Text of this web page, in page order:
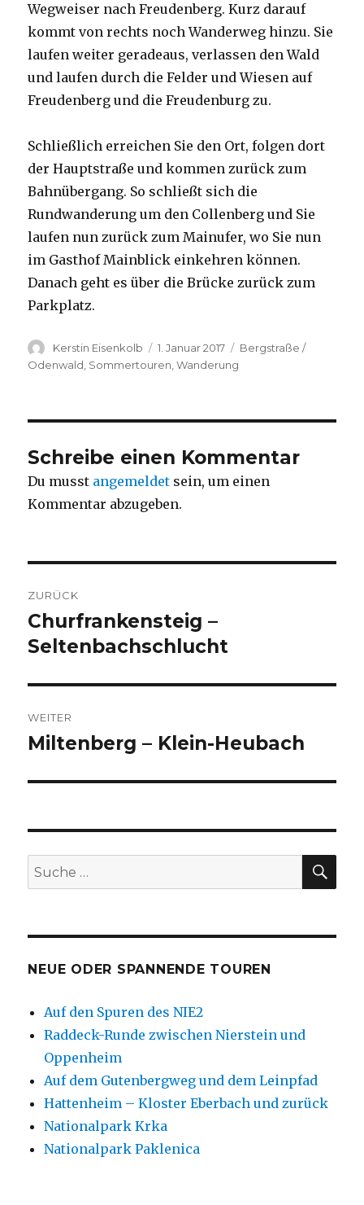
Wegweiser nach Freudenberg. Kurz darauf
kommt von rechts noch Wanderweg hinzu. Sie
laufen weiter geradeaus, verlassen den Wald
und laufen durch die Felder und Wiesen auf
Freudenberg und die Freudenburg zu.
Schließlich erreichen Sie den Ort, folgen dort
der Hauptstraße und kommen zurück zum
Bahnübergang. So schließt sich die
Rundwanderung um den Collenberg und Sie
laufen nun zurück zum Mainufer, wo Sie nun
im Gasthof Mainblick einkehren können.
Danach geht es über die Brücke zurück zum
Parkplatz.
Autor
Kerstin Eisenkolb
Veröffentlicht
am
1. Januar 2017 Kategorien
Bergstraße /
Odenwald Sommertouren ,Wanderung
Schreibe einen Kommentar
Du musst angemeldet sein, um einen
Kommentar abzugeben.
ZURÜCK
Vorheriger
Beitrag:
Churfrankensteig –
Seltenbachschlucht
WEITER
Nächster
Miltenberg – Klein-Heubach
Suche
nach:
NEUE ODER SPANNENDE TOUREN
Auf den Spuren des NIE2
Raddeck-Runde zwischen Nierstein und
Oppenheim
Auf dem Gutenbergweg und dem Leinpfad
Hattenheim – Kloster Eberbach und zurück
Nationalpark Krka
Nationalpark Paklenica